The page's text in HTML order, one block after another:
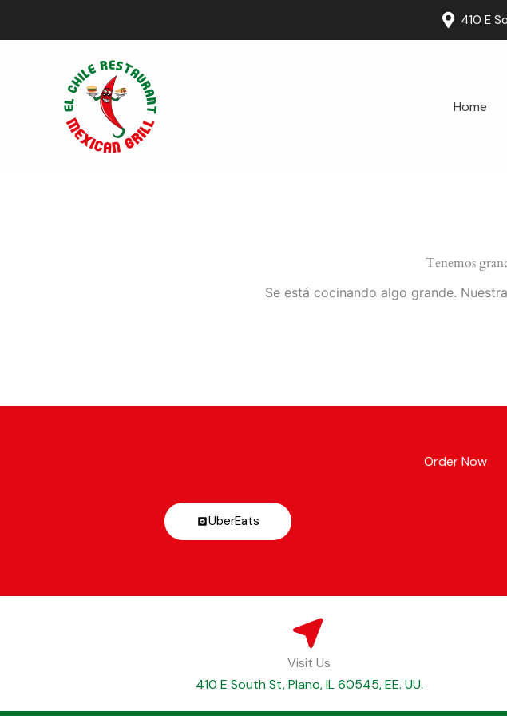
410 E
Home
Tenemos
Se está cocinando algo grande.
Order Now
UberEats
Visit Us
410 E South St, Plano, IL 60545, EE. UU.